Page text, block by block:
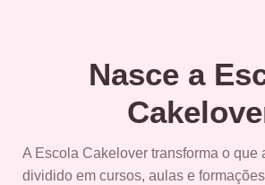
Nasce a
A Escola Cakelover transforma o que
dividido em cursos, aulas e